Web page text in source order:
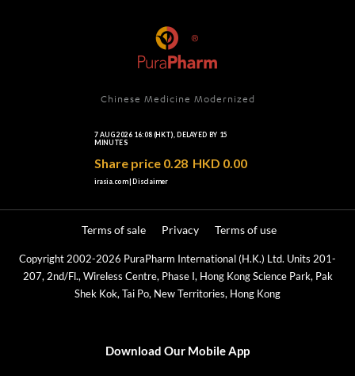
Chinese Medicine Modernized
Terms of use
Privacy
Terms of sale
Copyright 2002-2026 PuraPharm International (H.K.) Ltd. Units 201-
207, 2nd/Fl., Wireless Centre, Phase I, Hong Kong Science Park, Pak
Shek Kok, Tai Po, New Territories, Hong Kong
Download Our Mobile App